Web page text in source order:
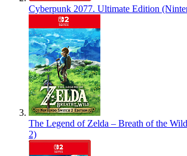
Cyberpunk 2077. Ultimate Edition
The Legend of Zelda – Breath of the
2)